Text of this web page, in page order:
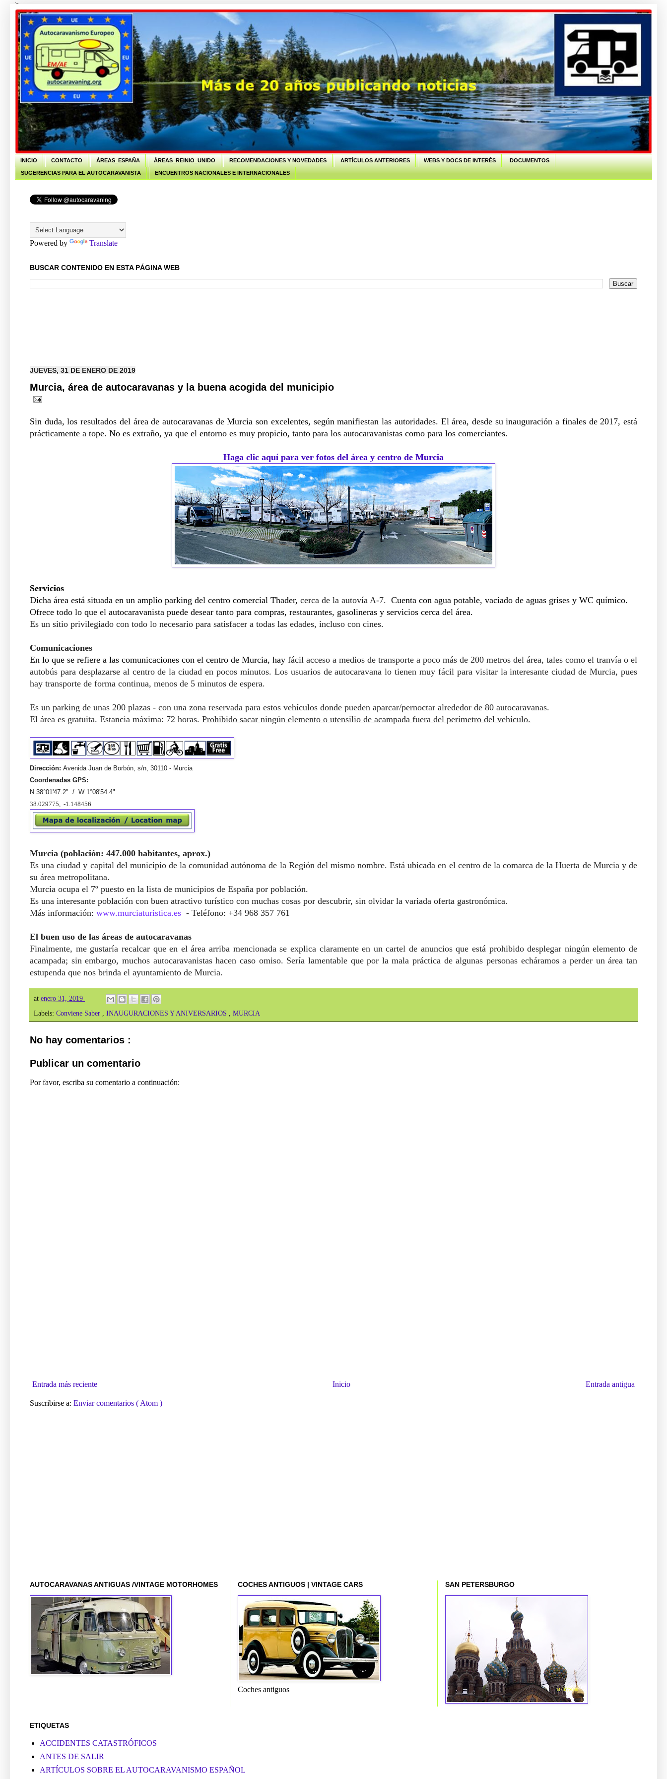
-->
INICIO CONTACTO ÁREAS_ESPAÑA ÁREAS_REINIO_UNIDO RECOMENDACIONES Y NOVEDADES ARTÍCULOS ANTERIORES WEBS Y DOCS DE INTERÉS DOCUMENTOS
SUGERENCIAS PARA EL AUTOCARAVANISTA ENCUENTROS NACIONALES E INTERNACIONALES
Powered by Translate
BUSCAR CONTENIDO EN ESTA PÁGINA WEB
JUEVES, 31 DE ENERO DE 2019
Murcia, área de autocaravanas y la buena acogida del municipio
Sin duda, los resultados del área de autocaravanas de Murcia son excelentes, según manifiestan las autoridades. El área, desde su inauguración a finales de 2017, está
prácticamente a tope. No es extraño, ya que el entorno es muy propicio, tanto para los autocaravanistas como para los comerciantes.
Haga clic aquí para ver fotos del área y centro de Murcia
Servicios
Dicha área está situada en un amplio parking del centro comercial Thader, cerca de la autovía A-7. Cuenta con agua potable, vaciado de aguas grises y WC químico.
Ofrece todo lo que el autocaravanista puede desear tanto para compras, restaurantes, gasolineras y servicios cerca del área.
Es un sitio privilegiado con todo lo necesario para satisfacer a todas las edades, incluso con cines.
Comunicaciones
En lo que se refiere a las comunicaciones con el centro de Murcia, hay fácil acceso a medios de transporte a poco más de 200 metros del área, tales como el tranvía o el
autobús para desplazarse al centro de la ciudad en pocos minutos. Los usuarios de autocaravana lo tienen muy fácil para visitar la interesante ciudad de Murcia, pues
hay transporte de forma continua, menos de 5 minutos de espera.
Es un parking de unas 200 plazas - con una zona reservada para estos vehículos donde pueden aparcar/pernoctar alrededor de 80 autocaravanas.
El área es gratuita. Estancia máxima: 72 horas. Prohibido sacar ningún elemento o utensilio de acampada fuera del perímetro del vehículo.
Dirección: Avenida Juan de Borbón, s/n, 30110 - Murcia
Coordenadas GPS:
N 38°01'47.2"  /  W 1°08'54.4"
38.029775,  -1.148456
Murcia (población: 447.000 habitantes, aprox.)
Es una ciudad y capital del municipio de la comunidad autónoma de la Región del mismo nombre. Está ubicada en el centro de la comarca de la Huerta de Murcia y de
su área metropolitana.
Murcia ocupa el 7º puesto en la lista de municipios de España por población.
Es una interesante población con buen atractivo turístico con muchas cosas por descubrir, sin olvidar la variada oferta gastronómica.
Más información: www.murciaturistica.es - Teléfono: +34 968 357 761
El buen uso de las áreas de autocaravanas
Finalmente, me gustaría recalcar que en el área arriba mencionada se explica claramente en un cartel de anuncios que está prohibido desplegar ningún elemento de
acampada; sin embargo, muchos autocaravanistas hacen caso omiso. Sería lamentable que por la mala práctica de algunas personas echáramos a perder un área tan
estupenda que nos brinda el ayuntamiento de Murcia.
at enero 31, 2019
Labels: Conviene Saber INAUGURACIONES Y ANIVERSARIOS MURCIA
No hay comentarios :
Publicar un comentario
Por favor, escriba su comentario a continuación:
Entrada más reciente Entrada antigua
Inicio
Suscribirse a: Enviar comentarios ( Atom )
AUTOCARAVANAS ANTIGUAS /VINTAGE MOTORHOMES COCHES ANTIGUOS | VINTAGE CARS
Coches antiguos
SAN PETERSBURGO
ETIQUETAS
ACCIDENTES CATASTRÓFICOS
ANTES DE SALIR
ARTÍCULOS SOBRE EL AUTOCARAVANISMO ESPAÑOL